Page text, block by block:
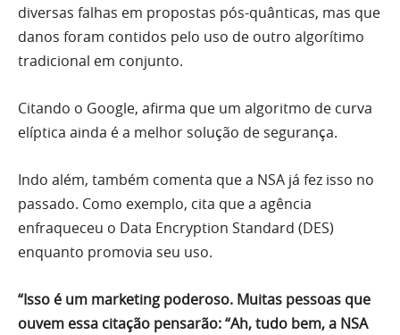
diversas falhas em propostas pós-quânticas, mas que
danos foram contidos pelo uso de outro algorítimo
tradicional em conjunto.
Citando o Google, afirma que um algoritmo de curva
elíptica ainda é a melhor solução de segurança.
Indo além, também comenta que a NSA já fez isso no
passado. Como exemplo, cita que a agência
enfraqueceu o Data Encryption Standard (DES)
enquanto promovia seu uso.
“Isso é um marketing poderoso. Muitas pessoas que
ouvem essa citação pensarão: “Ah, tudo bem, a NSA